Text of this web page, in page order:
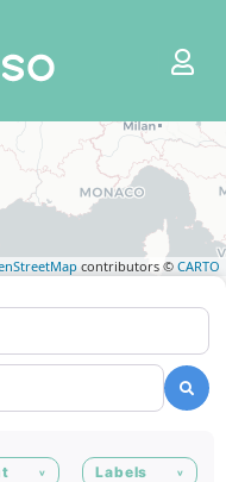
contributors © CARTO
Labels